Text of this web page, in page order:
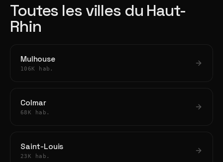
Toutes les villes du Haut-
Rhin
Mulhouse
106K hab.
Colmar
68K hab.
Saint-Louis
23K hab.